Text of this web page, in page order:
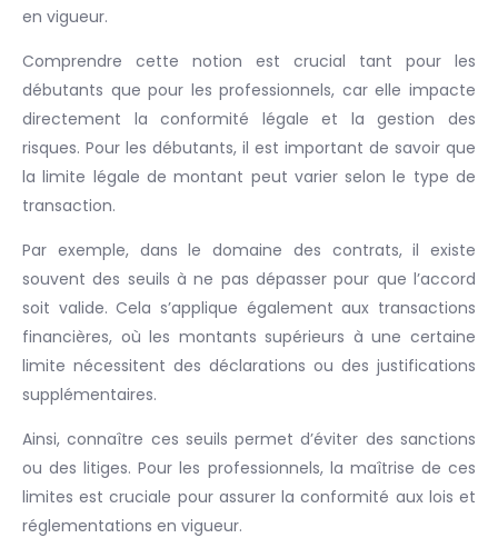
en vigueur.
Comprendre cette notion est crucial tant pour les
débutants que pour les professionnels, car elle impacte
directement la conformité légale et la gestion des
risques. Pour les débutants, il est important de savoir que
la limite légale de montant peut varier selon le type de
transaction.
Par exemple, dans le domaine des contrats, il existe
souvent des seuils à ne pas dépasser pour que l’accord
soit valide. Cela s’applique également aux transactions
financières, où les montants supérieurs à une certaine
limite nécessitent des déclarations ou des justifications
supplémentaires.
Ainsi, connaître ces seuils permet d’éviter des sanctions
ou des litiges. Pour les professionnels, la maîtrise de ces
limites est cruciale pour assurer la conformité aux lois et
réglementations en vigueur.